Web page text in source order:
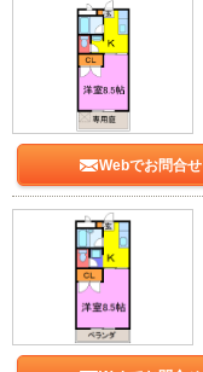
Webでお問合せ